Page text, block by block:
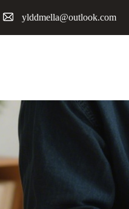
ylddmella@outlook.com